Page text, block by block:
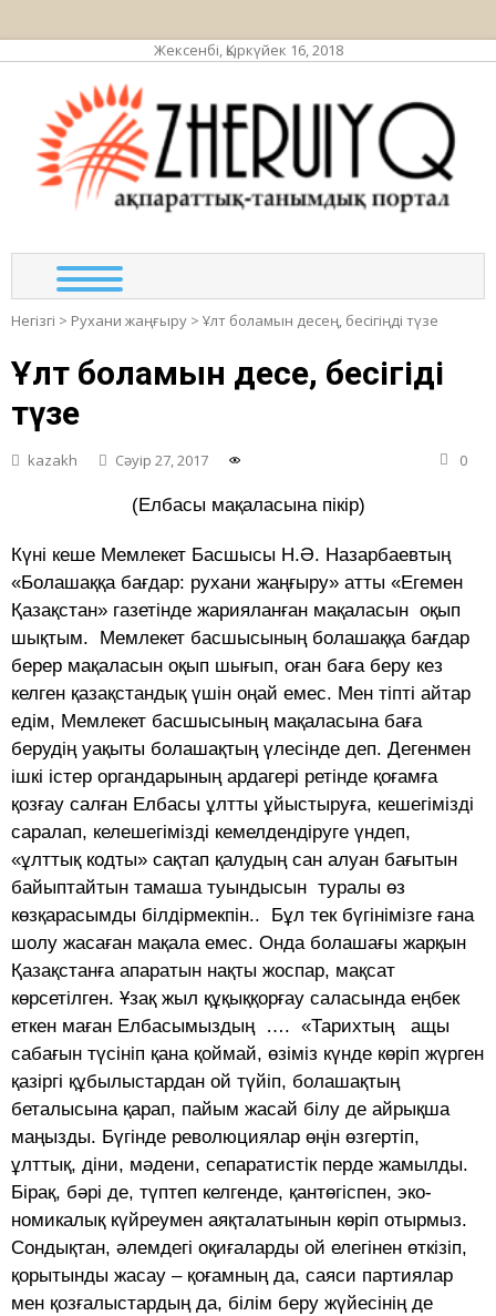
Жексенбі, Қыркүйек 16, 2018
Негізгі > Рухани жаңғыру > Ұлт боламын десең, бесігіңді түзе
Ұлт боламын десең, бесігіңді
түзе
kazakh Сәуір 27, 2017 0
(Елбасы мақаласына пікір)
Күні кеше Мемлекет Басшысы Н.Ә. Назарбаевтың
«Болашаққа бағдар: рухани жаңғыру» атты «Егемен
Қазақстан» газетінде жарияланған мақаласын оқып
шықтым. Мемлекет басшысының болашаққа бағдар
берер мақаласын оқып шығып, оған баға беру кез
келген қазақстандық үшін оңай емес. Мен тіпті айтар
едім, Мемлекет басшысының мақаласына баға
берудің уақыты болашақтың үлесінде деп. Дегенмен
ішкі істер органдарының ардагері ретінде қоғамға
қозғау салған Елбасы ұлтты ұйыстыруға, кешегімізді
саралап, келешегімізді кемелдендіруге үндеп,
«ұлттық кодты» сақтап қалудың сан алуан бағытын
байыптайтын тамаша туындысын туралы өз
көзқарасымды білдірмекпін.. Бұл тек бүгінімізге ғана
шолу жасаған мақала емес. Онда болашағы жарқын
Қазақстанға апаратын нақты жоспар, мақсат
көрсетілген. Ұзақ жыл құқыққорғау саласында еңбек
еткен маған Елбасымыздың …. «Тарихтың ащы
сабағын түсініп қана қоймай, өзіміз күнде көріп жүрген
қазіргі құбылыстардан ой түйіп, болашақтың
беталысына қарап, пайым жасай білу де айрықша
маңызды. Бүгінде революциялар өңін өзгертіп,
ұлттық, діни, мәдени, сепаратистік перде жамылды.
Бірақ, бәрі де, түптеп келгенде, қантөгіспен, эко­
номикалық күйреумен аяқталатынын көріп отырмыз.
Сондықтан, әлемдегі оқиғаларды ой елегінен өткізіп,
қорытынды жасау – қоғамның да, саяси партиялар
мен қозғалыстардың да, білім беру жүйе­сінің де